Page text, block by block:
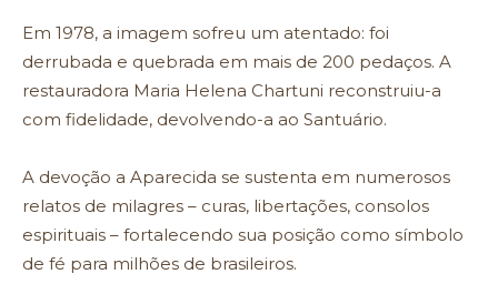
Em 1978, a imagem sofreu um atentado: foi
derrubada e quebrada em mais de 200 pedaços. A
restauradora Maria Helena Chartuni reconstruiu-a
com fidelidade, devolvendo-a ao Santuário.
A devoção a Aparecida se sustenta em numerosos
relatos de milagres – curas, libertações, consolos
espirituais – fortalecendo sua posição como símbolo
de fé para milhões de brasileiros.